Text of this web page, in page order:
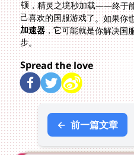
己喜欢的国服游戏了。如果你
加速器，它可能就是你解决国
步。
Spread the love
← 前一篇文章